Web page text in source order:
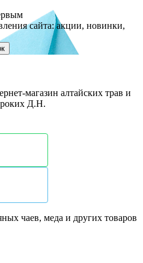
сайта: акции, новинки,
магазин алтайских трав и
Д.Н.
чаев, меда и других товаров